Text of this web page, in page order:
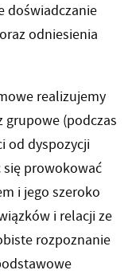
doświadczanie
odniesienia
realizujemy
(podczas
od dyspozycji
prowokować
i jego szeroko
i relacji ze
rozpoznanie